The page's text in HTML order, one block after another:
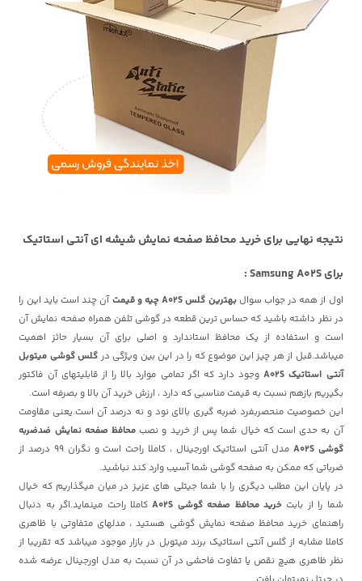
نتیجه نهایی برای خرید محافظ صفحه نمایش شیشه ای آنتی استاتیک
برای Samsung A02S :
اول از همه در جواب سوالبهترین گلس A02S چیه و قیمت آن چند است باید این را
در نظر داشته باشید که حساس ترین قطعه در گوشی تلفن همراه صفحه نمایش آن
است و استفاده از یک محافظ استاندارد و اصلی برای آن بسیار حائز اهمیت
میباشد.قبل از هر چیز این موضوع که را در این بین ویژگی در گلس گوشی میتوبل
آنتی استاتیک A02S
وجود دارد که اگر تمامی موارد بالا را از قابلیتهای آن فاکتور
بگیریم بازهم نسبت به قیمت مناسبی که دارد ، ارزش خرید آن بالا و بصرفه است.
این خصوصیت منحصربفرد ضربه گیری بالای نود و نه درصد آن است.یعنی مقاومت
آن به حدی است که خیال شما پس از خرید و نصب محافظ صفحه نمایش ضدضربه
گوشی A02S
مدل آنتی استاتیک اورجینال ، کاملا راحت است و نگران 99 درصد از
ضرباتی که ممکن به صفحه گوشی شما آسیب وارد کند نباشید.
در پایان این مطلب دیگری را با شما جیتلی های عزیز در میان میگذاریم که خیال
شما را از بابت خرید محافظ صفحه گوشی A02S
کاملا راحت مینماید.اگر به دنبال
راهنمای خرید محافظ صفحه نمایش گوشی هستید ، مدلهای متفاوتی با ظاهری
کاملا مشابه از گلس آنتی استاتیک برند میتوبل در بازار موجود میباشد که تقریبا از
نظر ظاهری هیچ نقص یا تفاوت فاحشی در آن نسبت به مدل اورجینال عرضه شده